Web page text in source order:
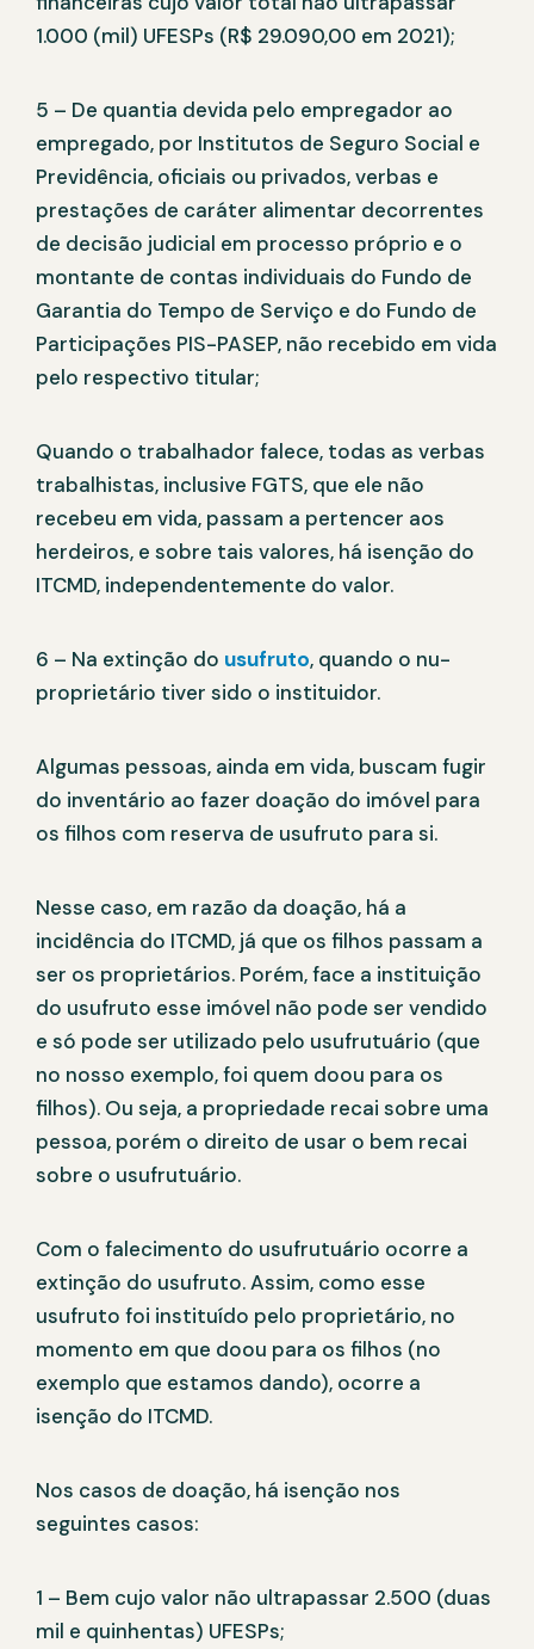
1.000 (mil) UFESPs (R$ 29.090,00 em 2021);
5 – De quantia devida pelo empregador ao
empregado, por Institutos de Seguro Social e
Previdência, oficiais ou privados, verbas e
prestações de caráter alimentar decorrentes
de decisão judicial em processo próprio e o
montante de contas individuais do Fundo de
Garantia do Tempo de Serviço e do Fundo de
Participações PIS-PASEP, não recebido em vida
pelo respectivo titular;
Quando o trabalhador falece, todas as verbas
trabalhistas, inclusive FGTS, que ele não
recebeu em vida, passam a pertencer aos
herdeiros, e sobre tais valores, há isenção do
ITCMD, independentemente do valor.
6 – Na extinção do usufruto, quando o nu-
proprietário tiver sido o instituidor.
Algumas pessoas, ainda em vida, buscam fugir
do inventário ao fazer doação do imóvel para
os filhos com reserva de usufruto para si.
Nesse caso, em razão da doação, há a
incidência do ITCMD, já que os filhos passam a
ser os proprietários. Porém, face a instituição
do usufruto esse imóvel não pode ser vendido
e só pode ser utilizado pelo usufrutuário (que
no nosso exemplo, foi quem doou para os
filhos). Ou seja, a propriedade recai sobre uma
pessoa, porém o direito de usar o bem recai
sobre o usufrutuário.
Com o falecimento do usufrutuário ocorre a
extinção do usufruto. Assim, como esse
usufruto foi instituído pelo proprietário, no
momento em que doou para os filhos (no
exemplo que estamos dando), ocorre a
isenção do ITCMD.
Nos casos de doação, há isenção nos
seguintes casos:
1 – Bem cujo valor não ultrapassar 2.500 (duas
mil e quinhentas) UFESPs;